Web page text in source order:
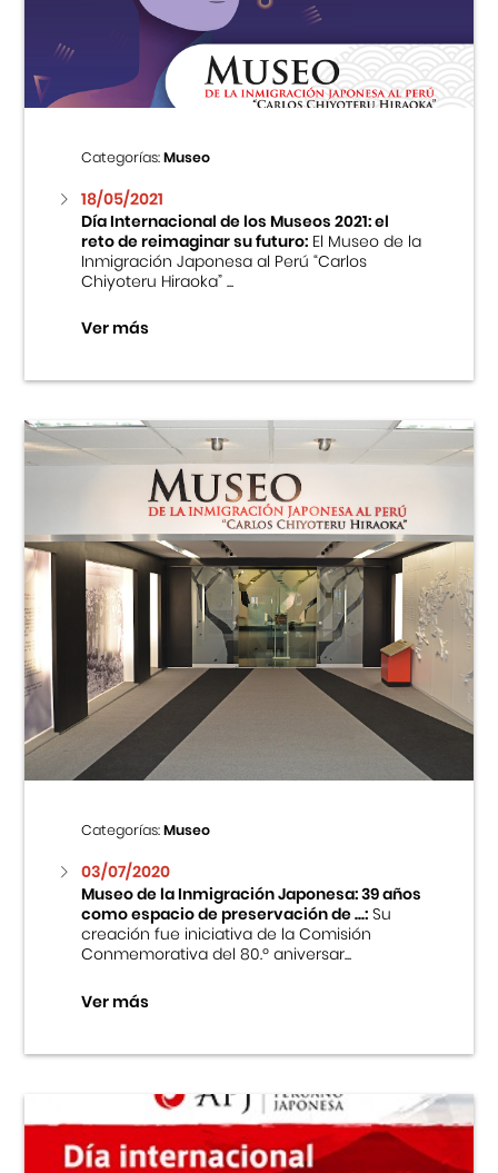
Centro Cultural Peruano Japonés
Cursos
Museo de la Inmigración Japonesa
Fondo Editorial
Teatro Peruano Japonés
Categorías:Museo
18/05/2021
Día Internacional de los Museos 2021: el
reto de reimaginar su futuro:El Museo de la
Inmigración Japonesa al Perú “Carlos
Chiyoteru Hiraoka” ...
Ver más
Categorías:Museo
03/07/2020
Museo de la Inmigración Japonesa: 39 años
como espacio de preservación de ...:Su
creación fue iniciativa de la Comisión
Conmemorativa del 80.º aniversar...
Ver más